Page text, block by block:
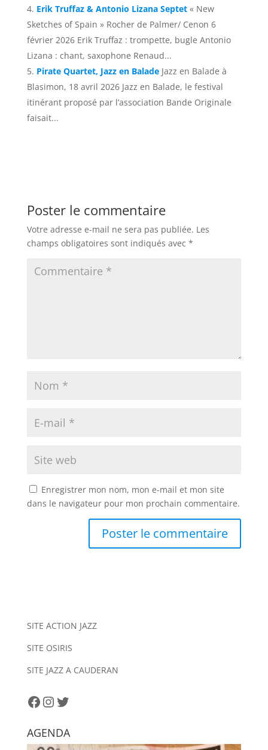
Erik Truffaz & Antonio Lizana Septet « New
Sketches of Spain » Rocher de Palmer/ Cenon 6
février 2026 Erik Truffaz : trompette, bugle Antonio
Lizana : chant, saxophone Renaud...
Pirate Quartet, Jazz en Balade Jazz en Balade à
Blasimon, 18 avril 2026 Jazz en Balade, le festival
itinérant proposé par l’association Bande Originale
faisait...
Poster le commentaire
Votre adresse e-mail ne sera pas publiée. Les
champs obligatoires sont indiqués avec *
Enregistrer mon nom, mon e-mail et mon site
dans le navigateur pour mon prochain commentaire.
n
t
i
:
SITE ACTION JAZZ
SITE OSIRIS
SITE JAZZ A CAUDERAN
Facebook
Instagram
Twitter
AGENDA